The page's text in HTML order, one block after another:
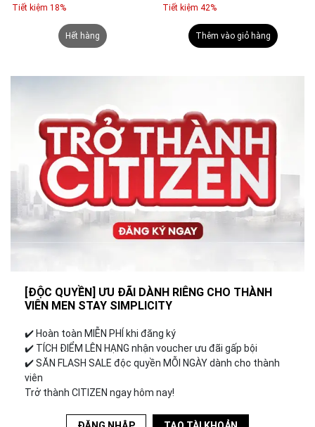
9ml
Tiết kiệm 42%
Thêm vào giỏ hàng
Tiết kiệm 37%
Thêm vào giỏ hàng
[ĐỘC QUYỀN] ƯU ĐÃI DÀNH RIÊNG CHO THÀNH
VIÊN MEN STAY SIMPLICITY
✔️︎ Hoàn toàn MIỄN PHÍ khi đăng ký
✔️︎ TÍCH ĐIỂM LÊN HẠNG nhận voucher ưu đãi gấp bội
✔️︎ SĂN FLASH SALE độc quyền MỖI NGÀY dành cho thành
viên
Trở thành CITIZEN ngay hôm nay!